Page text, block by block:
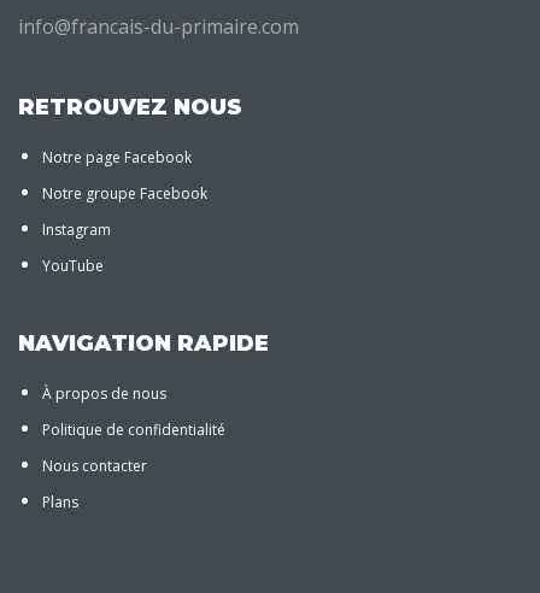
info@francais-du-primaire.com
RETROUVEZ NOUS
Notre page Facebook
Notre groupe Facebook
Instagram
YouTube
NAVIGATION RAPIDE
À propos de nous
Politique de confidentialité
Nous contacter
Plans